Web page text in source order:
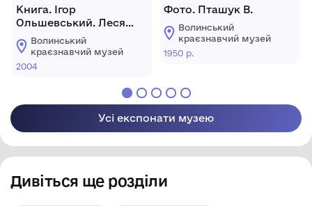
Книга. Ігор
Ольшевський. Леся
Українка. Містика імені
й долі
Волинський
краєзнавчий музей
2004
Фото. Пташук В.
Волинський
краєзнавчий музей
1950 р.
Усі експонати музею
Дивіться ще розділи